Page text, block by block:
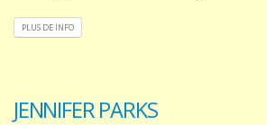
PLUS DE INFO
JENNIFER PARKS